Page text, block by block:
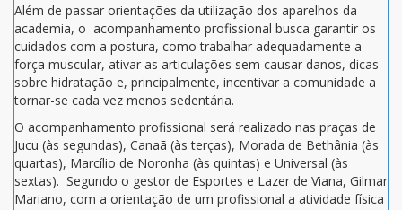
Além de passar orientações da utilização dos aparelhos da
academia, o acompanhamento profissional busca garantir os
cuidados com a postura, como trabalhar adequadamente a
força muscular, ativar as articulações sem causar danos, dicas
sobre hidratação e, principalmente, incentivar a comunidade a
tornar-se cada vez menos sedentária.
O acompanhamento profissional será realizado nas praças de
Jucu (às segundas), Canaã (às terças), Morada de Bethânia (às
quartas), Marcílio de Noronha (às quintas) e Universal (às
sextas). Segundo o gestor de Esportes e Lazer de Viana, Gilmar
Mariano, com a orientação de um profissional a atividade física